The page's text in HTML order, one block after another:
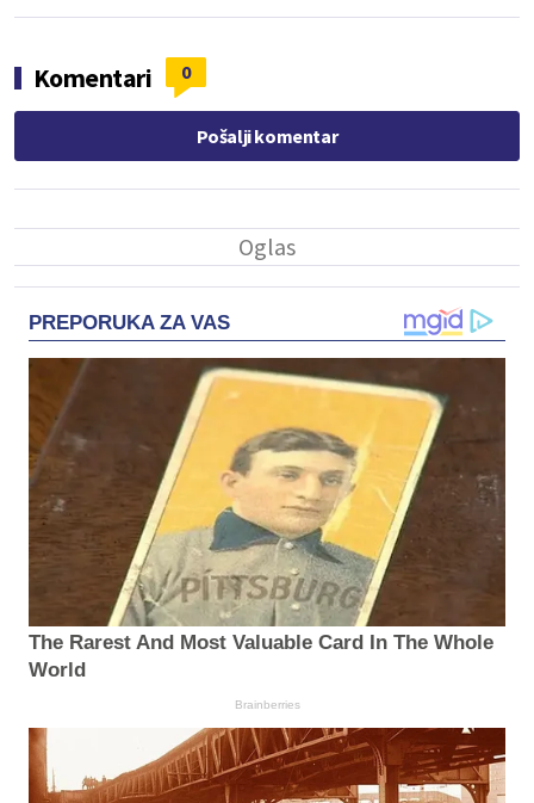
Komentari 0
Pošalji komentar
PREPORUKA ZA VAS
The Rarest And Most Valuable Card In The Whole
World
Brainberries